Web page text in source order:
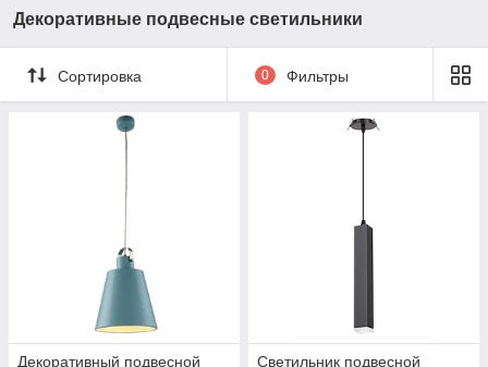
Декоративные подвесные светильники
Сортировка 0 Фильтры
Декоративный подвесной
Светильник подвесной